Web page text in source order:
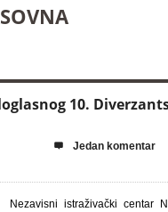
10.
 Jedan komentar
Nezavisni istraživački